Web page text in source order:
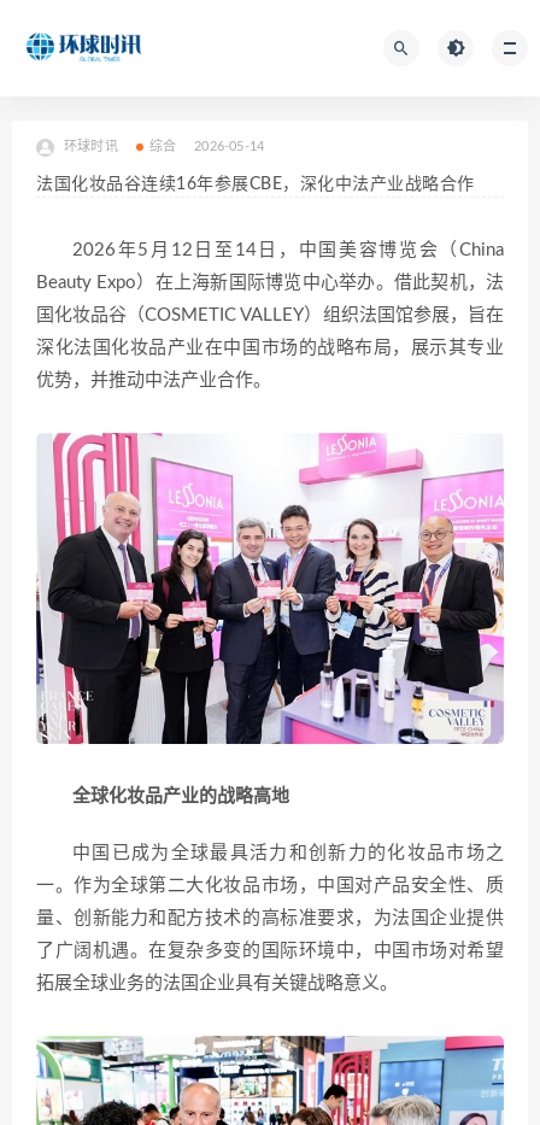
环球时讯 综合 2026-05-14
法国化妆品谷连续16年参展CBE，深化中法产业战略合作
2026年5月12日至14日，中国美容博览会（China
Beauty Expo）在上海新国际博览中心举办。借此契机，法
国化妆品谷（COSMETIC VALLEY）组织法国馆参展，旨在
深化法国化妆品产业在中国市场的战略布局，展示其专业
优势，并推动中法产业合作。
全球化妆品产业的战略高地
中国已成为全球最具活力和创新力的化妆品市场之
一。作为全球第二大化妆品市场，中国对产品安全性、质
量、创新能力和配方技术的高标准要求，为法国企业提供
了广阔机遇。在复杂多变的国际环境中，中国市场对希望
拓展全球业务的法国企业具有关键战略意义。